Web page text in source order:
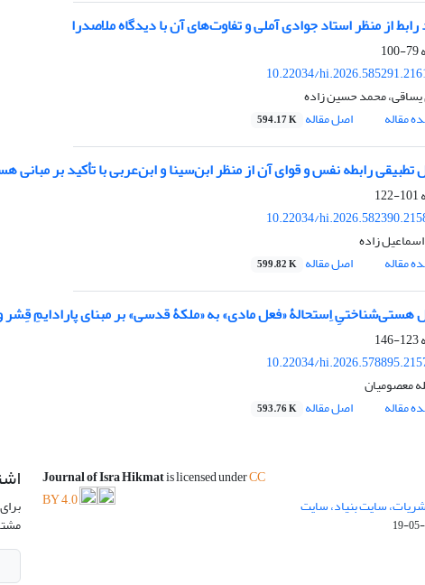
از منظر استاد جوادی آملی و تفاوت‌های آن با دیدگاه ملاصدرا
79-100
10.22034/
محمد حسین زاده
مقاله
اصل مقاله 594.17 K
تطبیقی رابطه نفس و قوای آن از منظر ابن‌سینا و ابن‌عربی با تأکید بر
101-122
10.22034/
زاده
مقاله
اصل مقاله 599.82 K
هستی‌شناختیِ اِستحالۀ «فعل مادی» به «ملکۀ قدسی» بر مبنای پارادایمِ
123-146
10.22034/
معصومیان
مقاله
اصل مقاله 593.76 K
سایت بنیاد، سایت
Journal of Isra Hikmatis licensed underCC
BY 4.0